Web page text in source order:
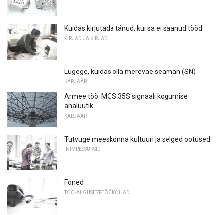
Kuidas kirjutada tänud, kui sa ei saanud tööd
KIRJAD JA KIRJAD
Lugege, kuidas olla mereväe seaman (SN)
KARJÄÄR
Armee töö: MOS 35S signaali kogumise
analüütik
KARJÄÄR
Tutvuge meeskonna kultuuri ja selged ootused
INIMRESSURSID
Foned
TÖÖ-ALGUSEST-TÖÖKOHAD